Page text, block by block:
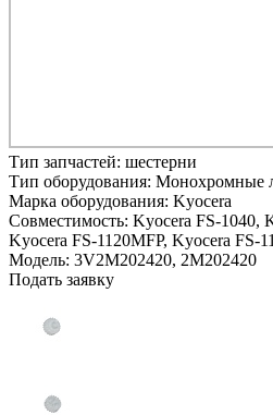
Тип запчастей: шестерни
Тип оборудования: Монохромные
Марка оборудования: Kyocera
Совместимость: Kyocera FS-1040,
Kyocera FS-1120MFP, Kyocera FS-
Модель: 3V2M202420, 2M202420
Подать заявку